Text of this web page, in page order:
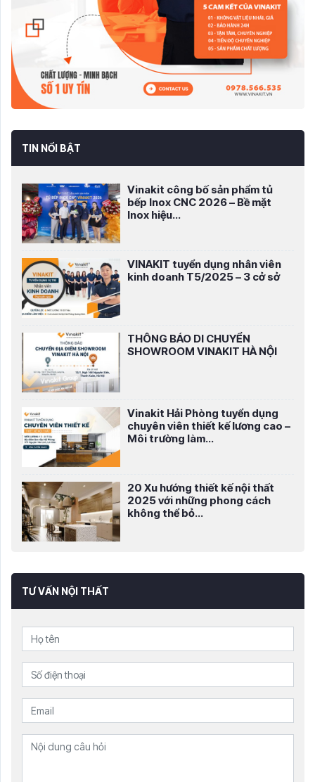
TIN NỔI BẬT
Vinakit công bố sản phẩm tủ
bếp Inox CNC 2026 – Bề mặt
Inox hiệu...
VINAKIT tuyển dụng nhân viên
kinh doanh T5/2025 – 3 cở sở
THÔNG BÁO DI CHUYỂN
SHOWROOM VINAKIT HÀ NỘI
Vinakit Hải Phòng tuyển dụng
chuyên viên thiết kế lương cao –
Môi trường làm...
20 Xu hướng thiết kế nội thất
2025 với những phong cách
không thể bỏ...
TƯ VẤN NỘI THẤT